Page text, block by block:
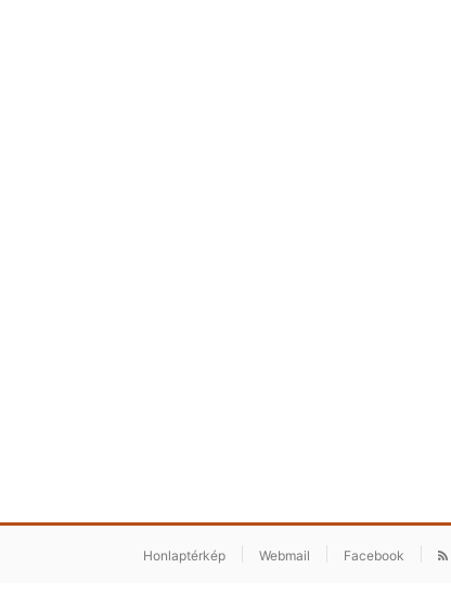
Honlaptérkép Webmail Facebook